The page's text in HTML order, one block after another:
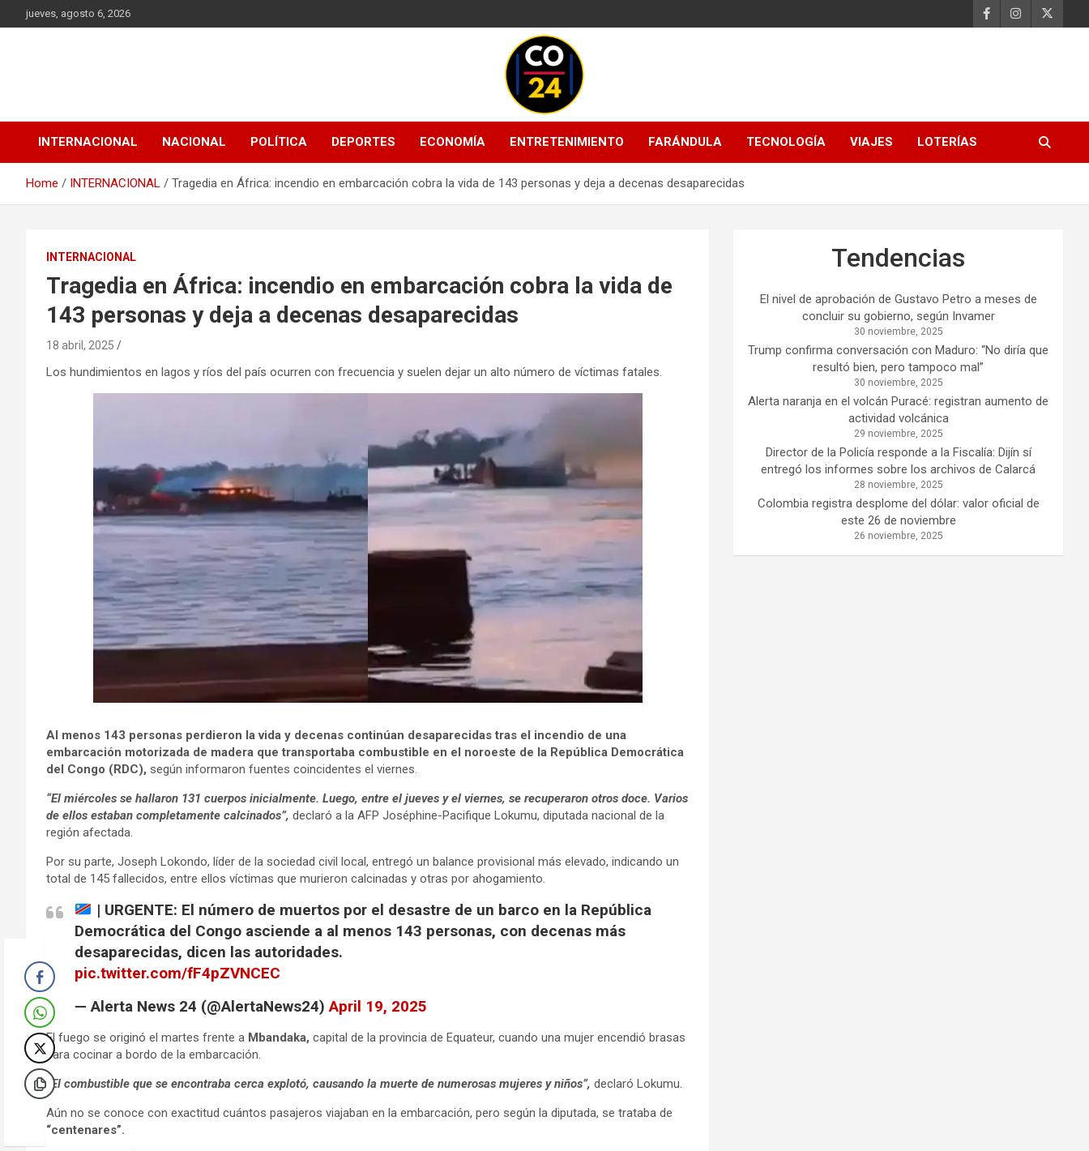
to
jueves, agosto 6, 2026
Noticias
Colombia 24
Noticias de
Mundo
Mantente informado con las últimas
actualizaciones en política, economía,
INTERNACIONAL NACIONAL POLÍTICA DEPORTES ECONOMÍA ENTRETENIMIENTO FARÁNDULA TECNOLOGÍA VIAJES LOTERÍAS
Home INTERNACIONAL Tragedia en África: incendio en embarcación cobra la vida de 143 personas y deja a decenas desaparecidas
INTERNACIONAL
Tragedia en África: incendio en embarcación cobra la vida de
143 personas y deja a decenas desaparecidas
18 abril, 2025
Los hundimientos en lagos y ríos del país ocurren con frecuencia y suelen dejar un alto número de víctimas fatales.
Al menos 143 personas perdieron la vida y decenas continúan desaparecidas tras el incendio de una
embarcación motorizada de madera que transportaba combustible en el noroeste de la República Democrática
del Congo (RDC), según informaron fuentes coincidentes el viernes.
“El miércoles se hallaron 131 cuerpos inicialmente. Luego, entre el jueves y el viernes, se recuperaron otros doce. Varios
de ellos estaban completamente calcinados”, declaró a la AFP Joséphine-Pacifique Lokumu, diputada nacional de la
región afectada.
Por su parte, Joseph Lokondo, líder de la sociedad civil local, entregó un balance provisional más elevado, indicando un
total de 145 fallecidos, entre ellos víctimas que murieron calcinadas y otras por ahogamiento.
| URGENTE: El número de muertos por el desastre de un barco en la República
Democrática del Congo asciende a al menos 143 personas, con decenas más
desaparecidas, dicen las autoridades.
pic.twitter.com/fF4pZVNCEC
— Alerta News 24 (@AlertaNews24)April 19, 2025
El fuego se originó el martes frente a Mbandaka, capital de la provincia de Equateur, cuando una mujer encendió brasas
para cocinar a bordo de la embarcación.
“El combustible que se encontraba cerca explotó, causando la muerte de numerosas mujeres y niños”, declaró Lokumu.
Aún no se conoce con exactitud cuántos pasajeros viajaban en la embarcación, pero según la diputada, se trataba de
“centenares”.
Tendencias
El nivel de aprobación de Gustavo Petro a meses de
concluir su gobierno, según Invamer
30 noviembre, 2025
Trump confirma conversación con Maduro: “No diría que
resultó bien, pero tampoco mal”
30 noviembre, 2025
Alerta naranja en el volcán Puracé: registran aumento de
actividad volcánica
29 noviembre, 2025
Director de la Policía responde a la Fiscalía: Dijín sí
entregó los informes sobre los archivos de Calarcá
28 noviembre, 2025
Colombia registra desplome del dólar: valor oficial de
este 26 de noviembre
26 noviembre, 2025